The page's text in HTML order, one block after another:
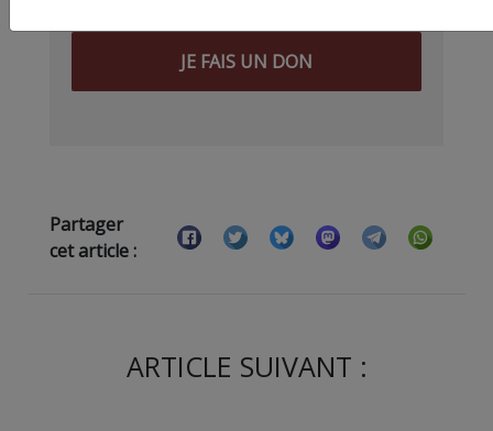
JE FAIS UN DON
Partager
cet article :
ARTICLE SUIVANT :